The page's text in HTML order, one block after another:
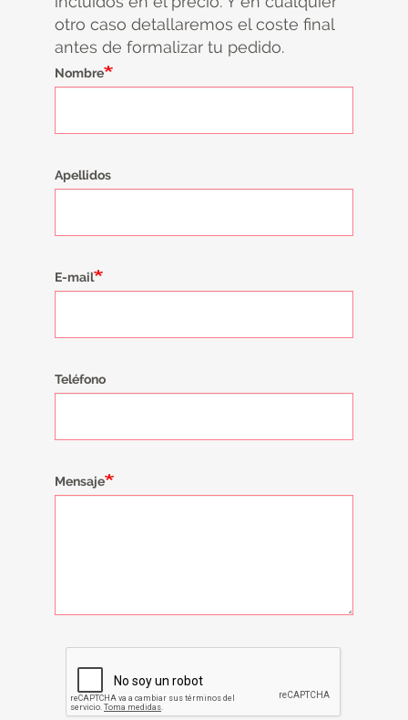
otro caso detallaremos el coste final
antes de formalizar tu pedido.
Nombre
Apellidos
E-mail
Teléfono
Mensaje